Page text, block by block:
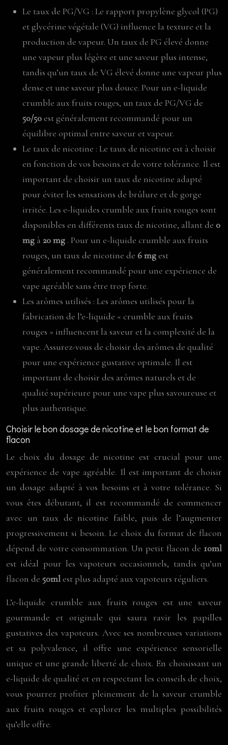
Le taux de PG/VG : Le rapport propylène glycol (PG)
et glycérine végétale (VG) influence la texture et la
production de vapeur. Un taux de PG élevé donne
une vapeur plus légère et une saveur plus intense,
tandis qu’un taux de VG élevé donne une vapeur plus
dense et une saveur plus douce. Pour un e-liquide
crumble aux fruits rouges, un taux de PG/VG de
50/50 est généralement recommandé pour un
équilibre optimal entre saveur et vapeur.
Le taux de nicotine : Le taux de nicotine est à choisir
en fonction de vos besoins et de votre tolérance. Il est
important de choisir un taux de nicotine adapté
pour éviter les sensations de brûlure et de gorge
irritée. Les e-liquides crumble aux fruits rouges sont
disponibles en différents taux de nicotine, allant de 0
mg à20 mg . Pour un e-liquide crumble aux fruits
rouges, un taux de nicotine de 6 mg est
généralement recommandé pour une expérience de
vape agréable sans être trop forte.
Les arômes utilisés : Les arômes utilisés pour la
fabrication de l’e-liquide « crumble aux fruits
rouges » influencent la saveur et la complexité de la
vape. Assurez-vous de choisir des arômes de qualité
pour une expérience gustative optimale. Il est
important de choisir des arômes naturels et de
qualité supérieure pour une vape plus savoureuse et
plus authentique.
Choisir le bon dosage de nicotine et le bon format de
flacon
Le choix du dosage de nicotine est crucial pour une
expérience de vape agréable. Il est important de choisir
un dosage adapté à vos besoins et à votre tolérance. Si
vous êtes débutant, il est recommandé de commencer
avec un taux de nicotine faible, puis de l’augmenter
progressivement si besoin. Le choix du format de flacon
dépend de votre consommation. Un petit flacon de 10ml
est idéal pour les vapoteurs occasionnels, tandis qu’un
flacon de 50ml est plus adapté aux vapoteurs réguliers.
L’e-liquide crumble aux fruits rouges est une saveur
gourmande et originale qui saura ravir les papilles
gustatives des vapoteurs. Avec ses nombreuses variations
et sa polyvalence, il offre une expérience sensorielle
unique et une grande liberté de choix. En choisissant un
e-liquide de qualité et en respectant les conseils de choix,
vous pourrez profiter pleinement de la saveur crumble
aux fruits rouges et explorer les multiples possibilités
qu’elle offre.